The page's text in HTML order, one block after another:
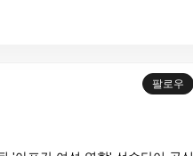
팔로우